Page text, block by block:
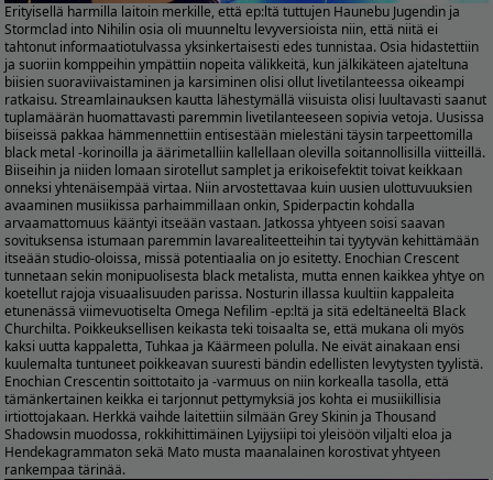
Erityisellä harmilla laitoin merkille, että ep:ltä tuttujen Haunebu Jugendin ja
Stormclad into Nihilin osia oli muunneltu levyversioista niin, että niitä ei
tahtonut informaatiotulvassa yksinkertaisesti edes tunnistaa. Osia hidastettiin
ja suoriin komppeihin ympättiin nopeita välikkeitä, kun jälkikäteen ajateltuna
biisien suoraviivaistaminen ja karsiminen olisi ollut livetilanteessa oikeampi
ratkaisu. Streamlainauksen kautta lähestymällä viisuista olisi luultavasti saanut
tuplamäärän huomattavasti paremmin livetilanteeseen sopivia vetoja. Uusissa
biiseissä pakkaa hämmennettiin entisestään mielestäni täysin tarpeettomilla
black metal -korinoilla ja äärimetalliin kallellaan olevilla soitannollisilla viitteillä.
Biiseihin ja niiden lomaan sirotellut samplet ja erikoisefektit toivat keikkaan
onneksi yhtenäisempää virtaa. Niin arvostettavaa kuin uusien ulottuvuuksien
avaaminen musiikissa parhaimmillaan onkin, Spiderpactin kohdalla
arvaamattomuus kääntyi itseään vastaan. Jatkossa yhtyeen soisi saavan
sovituksensa istumaan paremmin lavarealiteetteihin tai tyytyvän kehittämään
itseään studio-oloissa, missä potentiaalia on jo esitetty. Enochian Crescent
tunnetaan sekin monipuolisesta black metalista, mutta ennen kaikkea yhtye on
koetellut rajoja visuaalisuuden parissa. Nosturin illassa kuultiin kappaleita
etunenässä viimevuotiselta Omega Nefilim -ep:ltä ja sitä edeltäneeltä Black
Churchilta. Poikkeuksellisen keikasta teki toisaalta se, että mukana oli myös
kaksi uutta kappaletta, Tuhkaa ja Käärmeen polulla. Ne eivät ainakaan ensi
kuulemalta tuntuneet poikkeavan suuresti bändin edellisten levytysten tyylistä.
Enochian Crescentin soittotaito ja -varmuus on niin korkealla tasolla, että
tämänkertainen keikka ei tarjonnut pettymyksiä jos kohta ei musiikillisia
irtiottojakaan. Herkkä vaihde laitettiin silmään Grey Skinin ja Thousand
Shadowsin muodossa, rokkihittimäinen Lyijysiipi toi yleisöön viljalti eloa ja
Hendekagrammaton sekä Mato musta maanalainen korostivat yhtyeen
rankempaa tärinää.